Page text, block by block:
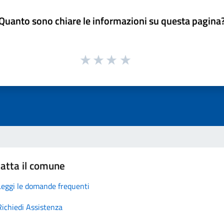
sono chiare le informazioni su questa
il comune
le domande frequenti
Assistenza